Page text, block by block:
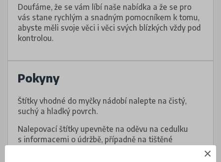
Doufáme, že se vám líbí naše nabídka a že se pro
vás stane rychlým a snadným pomocníkem k tomu,
abyste měli svoje věci i věci svých blízkých vždy pod
kontrolou.
Pokyny
Štítky vhodné do myčky nádobí nalepte na čistý,
suchý a hladký povrch.
Nalepovací štítky upevněte na oděvu na cedulku
s informacemi o údržbě, případně na tištěné